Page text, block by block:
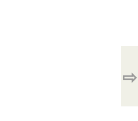
⇨